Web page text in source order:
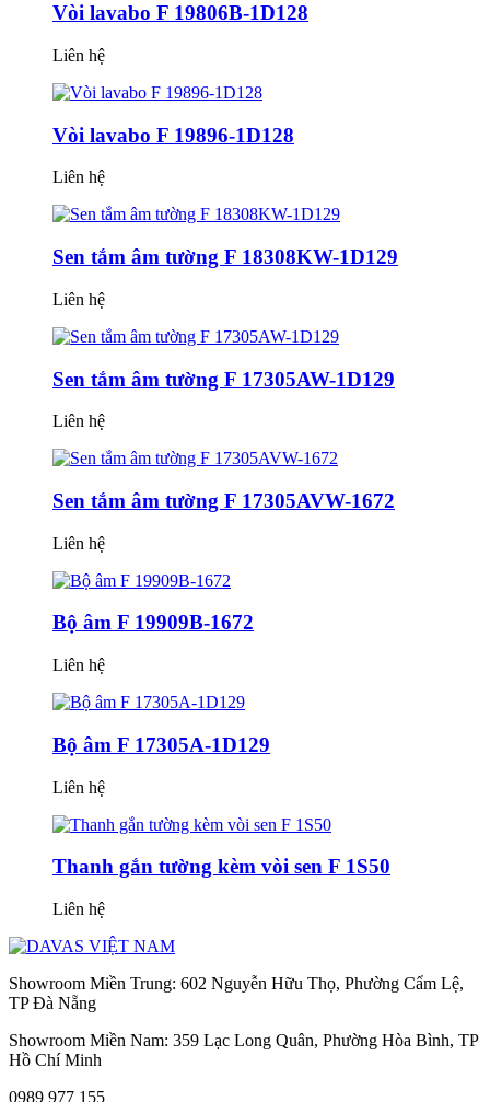
Vòi lavabo F 19806B-1D128
Liên hệ
Vòi lavabo F 19896-1D128
Liên hệ
Sen tắm âm tường F 18308KW-1D129
Liên hệ
Sen tắm âm tường F 17305AW-1D129
Liên hệ
Sen tắm âm tường F 17305AVW-1672
Liên hệ
Bộ âm F 19909B-1672
Liên hệ
Bộ âm F 17305A-1D129
Liên hệ
Thanh gắn tường kèm vòi sen F 1S50
Liên hệ
Showroom Miền Trung: 602 Nguyễn Hữu Thọ, Phường Cẩm Lệ,
TP Đà Nẵng
Showroom Miền Nam: 359 Lạc Long Quân, Phường Hòa Bình, TP
Hồ Chí Minh
0989 977 155